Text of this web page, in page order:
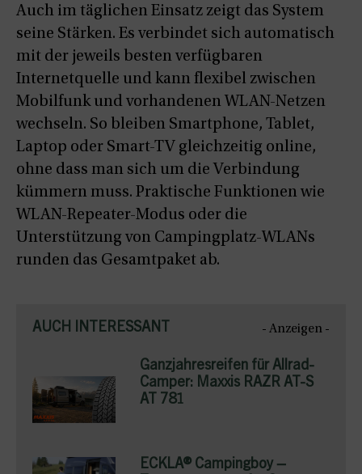
Auch im täglichen Einsatz zeigt das System
seine Stärken. Es verbindet sich automatisch
mit der jeweils besten verfügbaren
Internetquelle und kann flexibel zwischen
Mobilfunk und vorhandenen WLAN-Netzen
wechseln. So bleiben Smartphone, Tablet,
Laptop oder Smart-TV gleichzeitig online,
ohne dass man sich um die Verbindung
kümmern muss. Praktische Funktionen wie
WLAN-Repeater-Modus oder die
Unterstützung von Campingplatz-WLANs
runden das Gesamtpaket ab.
AUCH INTERESSANT - Anzeigen -
Ganzjahresreifen für Allrad-
Camper: Maxxis RAZR AT-S
AT 781
ECKLA® Campingboy –